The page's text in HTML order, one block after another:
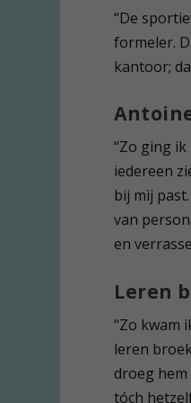
“De
formeler.
kantoor;
“Zo ging
iedereen
bij mìj
van
en
Leren
“Zo kwam
leren
droeg hem
tóch